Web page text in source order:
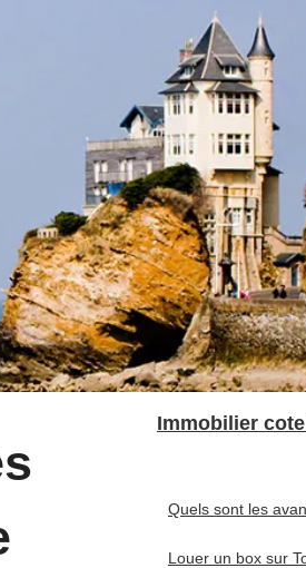
Immobilier
Quels sont les
Louer un box sur